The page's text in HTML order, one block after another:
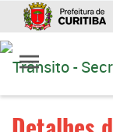
Ir
para
conteúdo